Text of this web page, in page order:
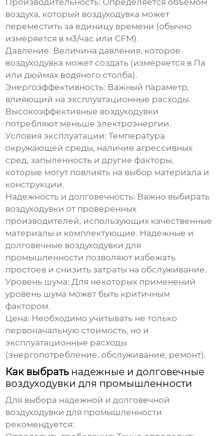
Производительность: Определяется объемом
воздуха, который воздуходувка может
переместить за единицу времени (обычно
измеряется в м3/час или CFM).
Давление: Величина давления, которое
воздуходувка может создать (измеряется в Па
или дюймах водяного столба).
Энергоэффективность: Важный параметр,
влияющий на эксплуатационные расходы.
Высокоэффективные воздуходувки
потребляют меньше электроэнергии.
Условия эксплуатации: Температура
окружающей среды, наличие агрессивных
сред, запыленность и другие факторы,
которые могут повлиять на выбор материала и
конструкции.
Надежность и долговечность: Важно выбирать
воздуходувки от проверенных
производителей, использующих качественные
материалы и комплектующие. Надежные и
долговечные воздуходувки для
промышленности позволяют избежать
простоев и снизить затраты на обслуживание.
Уровень шума: Для некоторых применений
уровень шума может быть критичным
фактором.
Цена: Необходимо учитывать не только
первоначальную стоимость, но и
эксплуатационные расходы
(энергопотребление, обслуживание, ремонт).
Как выбрать надежные и долговечные
воздуходувки для промышленности
Для выбора надежной и долговечной
воздуходувки для промышленности
рекомендуется: